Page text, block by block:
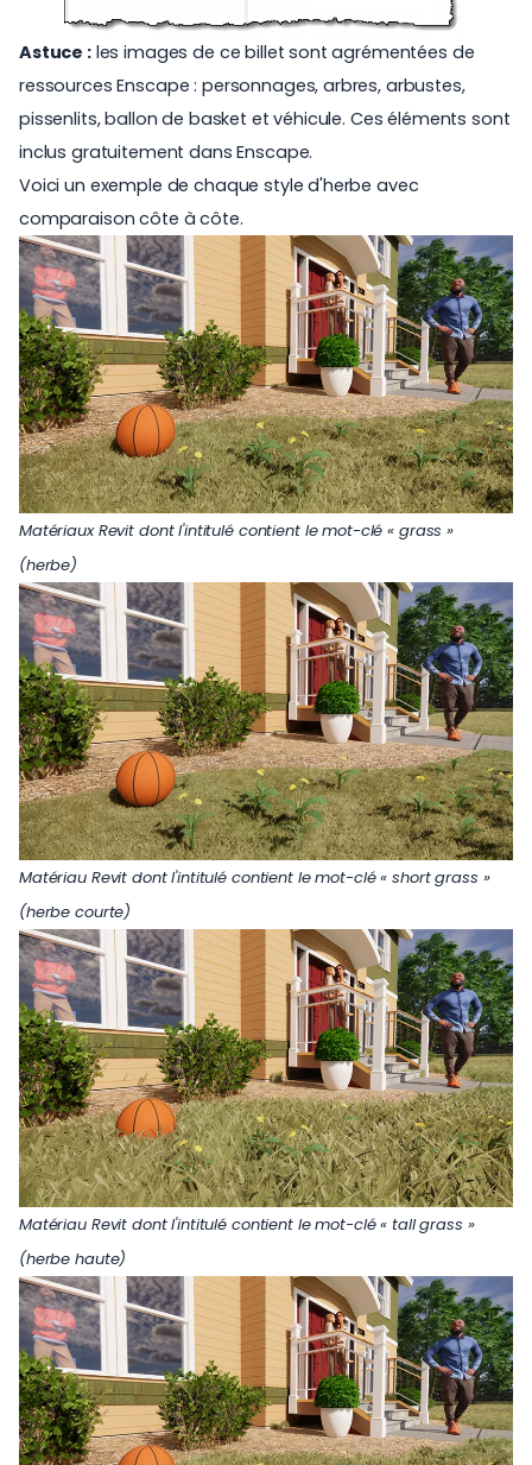
Astuce :les images de ce billet sont agrémentées de
ressources Enscape : personnages, arbres, arbustes,
pissenlits, ballon de basket et véhicule. Ces éléments sont
inclus gratuitement dans Enscape.
Voici un exemple de chaque style d'herbe avec
comparaison côte à côte.
Matériaux Revit dont l'intitulé contient le mot-clé « grass »
(herbe)
Matériau Revit dont l'intitulé contient le mot-clé « short grass »
(herbe courte)
Matériau Revit dont l'intitulé contient le mot-clé « tall grass »
(herbe haute)